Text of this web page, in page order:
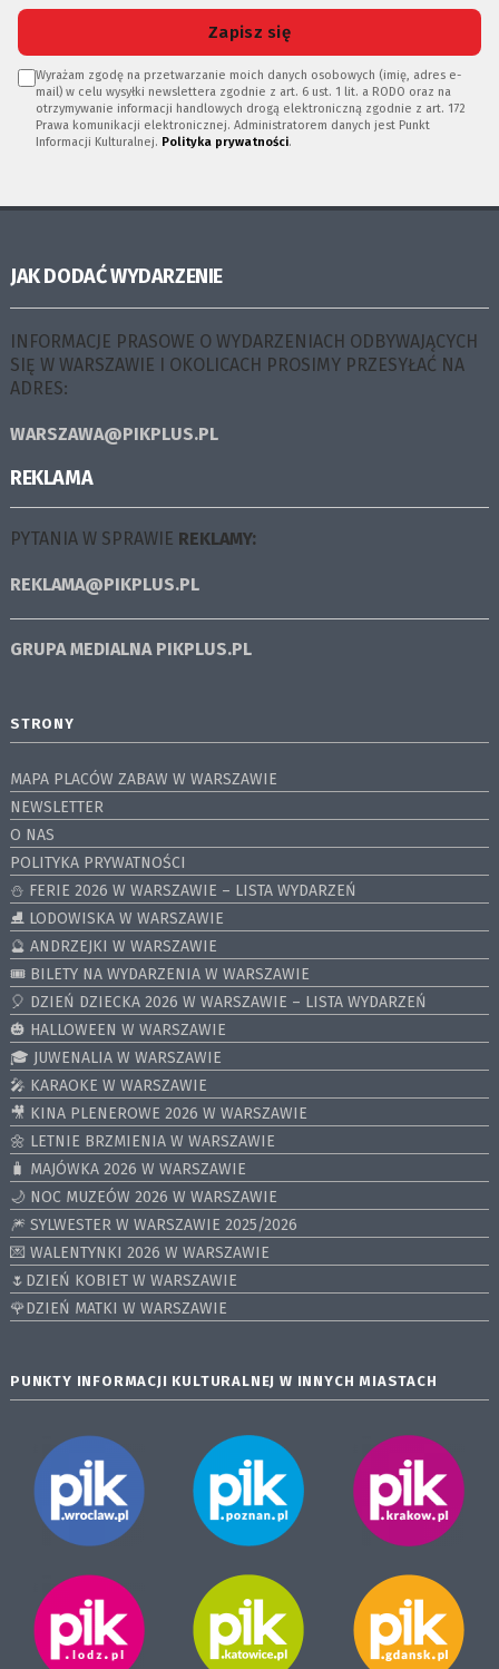
Zapisz się
Wyrażam zgodę na przetwarzanie moich danych osobowych (imię, adres e-
mail) w celu wysyłki newslettera zgodnie z art. 6 ust. 1 lit. a RODO oraz na
otrzymywanie informacji handlowych drogą elektroniczną zgodnie z art. 172
Prawa komunikacji elektronicznej. Administratorem danych jest Punkt
Informacji Kulturalnej. Polityka prywatności.
JAK DODAĆ WYDARZENIE
INFORMACJE PRASOWE O WYDARZENIACH ODBYWAJĄCYCH
SIĘ W WARSZAWIE I OKOLICACH PROSIMY PRZESYŁAĆ NA
ADRES:
WARSZAWA@PIKPLUS.PL
REKLAMA
PYTANIA W SPRAWIE REKLAMY:
REKLAMA@PIKPLUS.PL
GRUPA MEDIALNA PIKPLUS.PL
STRONY
MAPA PLACÓW ZABAW W WARSZAWIE
NEWSLETTER
O NAS
POLITYKA PRYWATNOŚCI
⛄️ FERIE 2026 W WARSZAWIE – LISTA WYDARZEŃ
⛸ LODOWISKA W WARSZAWIE
🔮 ANDRZEJKI W WARSZAWIE
🎟️ BILETY NA WYDARZENIA W WARSZAWIE
🎈 DZIEŃ DZIECKA 2026 W WARSZAWIE – LISTA WYDARZEŃ
🎃 HALLOWEEN W WARSZAWIE
🎓 JUWENALIA W WARSZAWIE
🎤 KARAOKE W WARSZAWIE
🎥 KINA PLENEROWE 2026 W WARSZAWIE
🌼 LETNIE BRZMIENIA W WARSZAWIE
🧳 MAJÓWKA 2026 W WARSZAWIE
🌙 NOC MUZEÓW 2026 W WARSZAWIE
🎆 SYLWESTER W WARSZAWIE 2025/2026
💌 WALENTYNKI 2026 W WARSZAWIE
🌷DZIEŃ KOBIET W WARSZAWIE
🌹DZIEŃ MATKI W WARSZAWIE
PUNKTY INFORMACJI KULTURALNEJ W INNYCH MIASTACH